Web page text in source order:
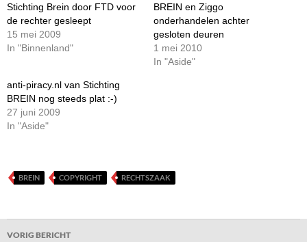
Stichting Brein door FTD voor
de rechter gesleept
15 mei 2009
In "Binnenland"
BREIN en Ziggo
onderhandelen achter
gesloten deuren
1 mei 2010
In "Aside"
anti-piracy.nl van Stichting
BREIN nog steeds plat :-)
27 juni 2009
In "Aside"
BREIN COPYRIGHT RECHTSZAAK
Bericht
VORIG BERICHT